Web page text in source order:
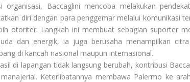
organisasi, Baccaglini mencoba melakukan
diri dengan para penggemar melalui komunikasi
otoriter. Langkah ini membuat sebagian suporter
dan energik, ia juga berusaha menampilkan
di kancah nasional maupun internasional.
di lapangan tidak langsung berubah, kontribusi
Keterlibatannya membawa Palermo ke